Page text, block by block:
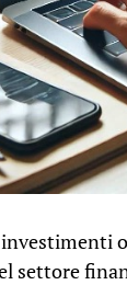
settore